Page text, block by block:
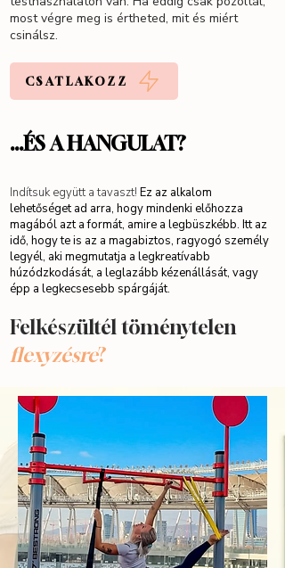
most végre meg is értheted, mit és miért
csinálsz.
CSATLAKOZZ
...ÉS A HANGULAT?
Indítsuk együtt a tavaszt! Ez az alkalom
lehetőséget ad arra, hogy mindenki előhozza
magából azt a formát, amire a legbüszkébb. Itt az
idő, hogy te is az a magabiztos, ragyogó személy
legyél, aki megmutatja a legkreatívabb
húzódzkodását, a leglazább kézenállását, vagy
épp a legkecsesebb spárgáját.
Felkészültél töménytelen
flexyzésre?